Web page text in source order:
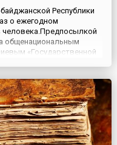
Республики
о ежегодном
человека.Предпосылкой
общенациональным
«Государственной